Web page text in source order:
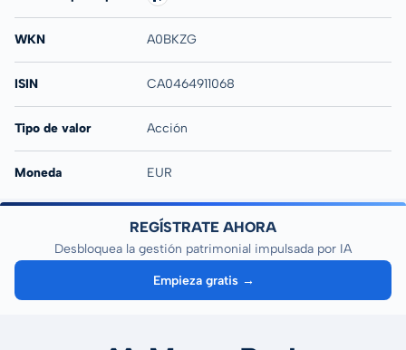
WKN A0BKZG
ISIN CA0464911068
Tipo de valor Acción
Moneda EUR
REGÍSTRATE AHORA
Desbloquea la gestión patrimonial impulsada por IA
Empieza gratis →